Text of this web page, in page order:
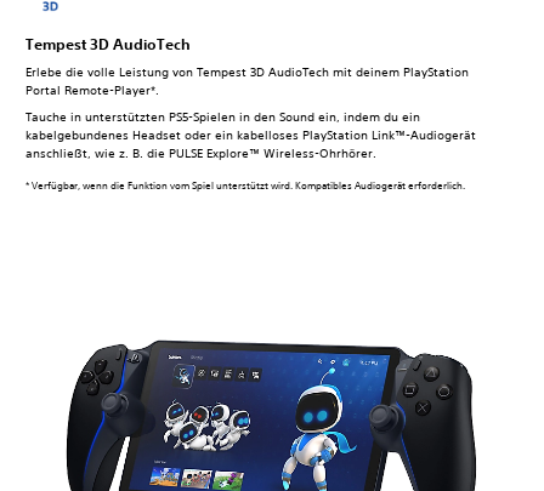
Tempest 3D AudioTech
Erlebe die volle Leistung von Tempest 3D AudioTech mit deinem PlayStation
Portal Remote-Player*.
Tauche in unterstützten PS5-Spielen in den Sound ein, indem du ein
kabelgebundenes Headset oder ein kabelloses PlayStation Link™-Audiogerät
anschließt, wie z. B. die PULSE Explore™ Wireless-Ohrhörer.
* Verfügbar, wenn die Funktion vom Spiel unterstützt wird. Kompatibles Audiogerät erforderlich.